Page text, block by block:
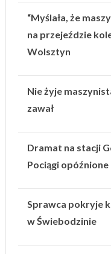
“Myślała, że
na przejeździe
Wolsztyn
Nie żyje
zawał
Dramat na stacji
Pociągi opóźnione
Sprawca pokryje
w Świebodzinie